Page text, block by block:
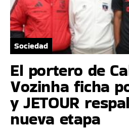
Sociedad
El portero de
Vozinha ficha
y JETOUR
nueva etapa